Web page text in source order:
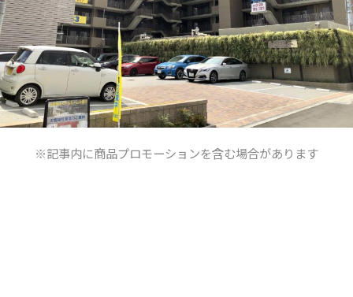
※記事内に商品プロモーションを含む場合があります